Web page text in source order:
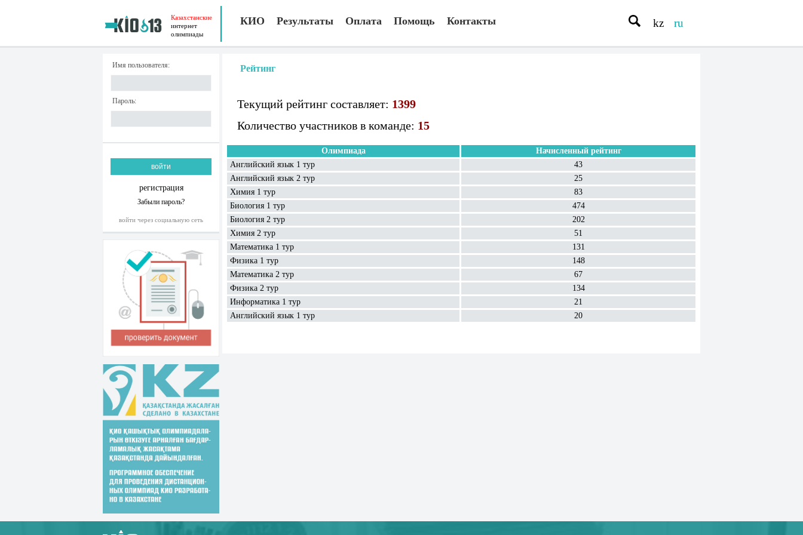
Казахстанские
интернет
олимпиады
КИО Результаты Оплата Помощь Контакты kz ru
Имя пользователя:
Пароль:
регистрация
Забыли пароль?
войти через социальную сеть
Рейтинг
Текущий рейтинг составляет: 1399
Количество участников в команде: 15
Олимпиада
Начисленный рейтинг
Английский язык 1 тур
43
Английский язык 2 тур
25
Химия 1 тур
83
Биология 1 тур
474
Биология 2 тур
202
Химия 2 тур
51
Математика 1 тур
131
Физика 1 тур
148
Математика 2 тур
67
Физика 2 тур
134
Информатика 1 тур
21
Английский язык 1 тур
20